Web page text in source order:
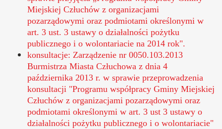
Miejskiej Człuchów z organizacjami
pozarządowymi oraz podmiotami określonymi w
art. 3 ust. 3 ustawy o działalności pożytku
publicznego i o wolontariacie na 2014 rok".
konsultacje: Zarządzenie nr 0050.103.2013
Burmistrza Miasta Człuchowa z dnia 4
października 2013 r. w sprawie przeprowadzenia
konsultacji "Programu współpracy Gminy Miejskiej
Człuchów z organizacjami pozarządowymi oraz
podmiotami określonymi w art. 3 ust 3 ustawy o
działalności pożytku publicznego i o wolontariacie"